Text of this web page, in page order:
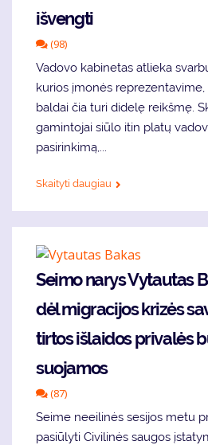
išvengti
(98)
Vadovo kabinetas atlieka
kurios įmonės
baldai čia turi didelę reikšmę.
gamintojai siūlo itin platų
pasirinkimą,...
Skaityti daugiau
Seimo narys Vy­tau­tas
dėl mig­ra­ci­jos kri­zės
tir­tos iš­lai­dos pri­va­lės
suo­ja­mos
(87)
Sei­me ne­ei­li­nės se­si­jos me­tu
pa­siū­ly­ti Ci­vi­li­nės sau­gos